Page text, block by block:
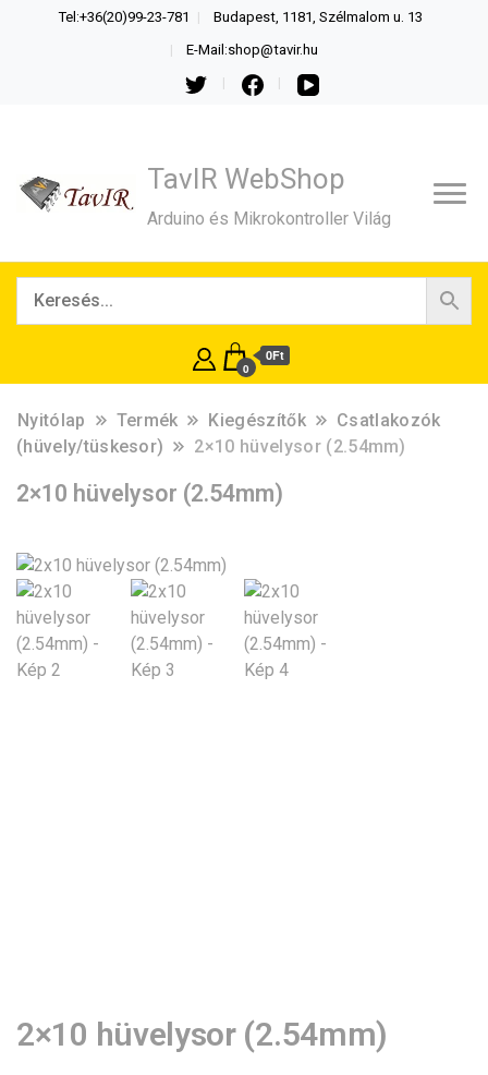
Tel:+36(20)99-23-781 Budapest, 1181, Szélmalom u. 13
E-Mail:shop@tavir.hu
TavIR WebShop
Arduino és Mikrokontroller Világ
0
0Ft
Nyitólap Termék Kiegészítők
Csatlakozók
(hüvely/tüskesor)
2×10 hüvelysor (2.54mm)
2×10 hüvelysor (2.54mm)
2×10 hüvelysor (2.54mm)